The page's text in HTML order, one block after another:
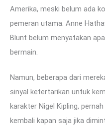
Amerika, meski belum ada
pemeran utama. Anne
Blunt belum menyatakan
bermain.
Namun, beberapa dari
sinyal ketertarikan untuk
karakter Nigel Kipling,
kembali kapan saja jika